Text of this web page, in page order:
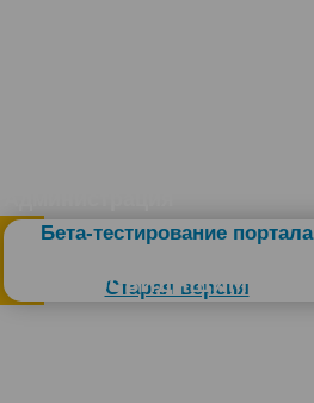
Бета-тестирование портала
Старая версия
Слабовидящим